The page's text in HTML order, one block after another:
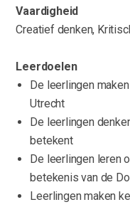
Vaardigheid
Creatief denken,
Leerdoelen
De leerlingen
Utrecht
De leerlingen
betekent
De leerlingen leren
betekenis van de
Leerlingen maken